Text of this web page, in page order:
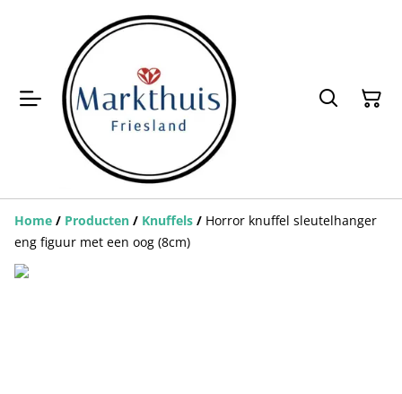
Home / Producten / Knuffels / Horror knuffel sleutelhanger
eng figuur met een oog (8cm)